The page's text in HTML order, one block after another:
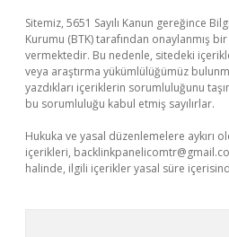
Sitemiz, 5651 Sayılı Kanun gereğince
Kurumu (BTK) tarafından onaylanmış
vermektedir. Bu nedenle, sitedeki
veya araştırma yükümlülüğümüz
yazdıkları içeriklerin sorumluluğunu
bu sorumluluğu kabul etmiş sayılırlar.
Hukuka ve yasal düzenlemelere aykırı
içerikleri,
halinde, ilgili içerikler yasal süre